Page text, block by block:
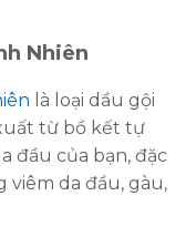
Nhiên
là loại dầu gội
từ bồ kết tự
đầu của bạn, đặc
viêm da đầu, gàu,